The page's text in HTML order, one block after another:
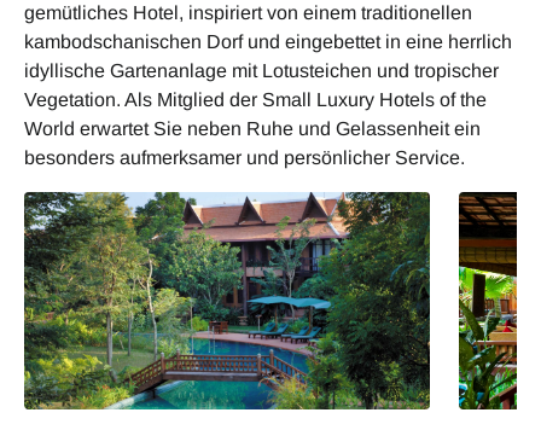
gemütliches Hotel, inspiriert von einem traditionellen
kambodschanischen Dorf und eingebettet in eine herrlich
idyllische Gartenanlage mit Lotusteichen und tropischer
Vegetation. Als Mitglied der Small Luxury Hotels of the
World erwartet Sie neben Ruhe und Gelassenheit ein
besonders aufmerksamer und persönlicher Service.